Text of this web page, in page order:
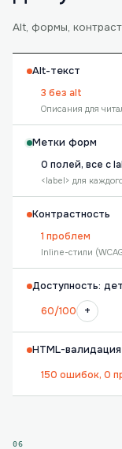
Alt, формы,
Alt-текст
3 без alt
Описания для
Метки форм
0 полей, все с
<label> для
Контрастность
1 проблем
Inline-стили
Доступность:
60/100
+
HTML-валидация
150 ошибок, 0
06